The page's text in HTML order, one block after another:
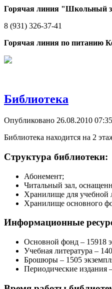
Горячая линия "Школьный
8 (931) 326-37-41
Горячая линия по питанию
Библиотека
Опубликовано 26.08.2010 07:35
Библиотека находится на 2
Структура библиотеки:
Абонемент;
Читальный зал,
Хранилище для учебной
Хранилище основного
Информационные
Основной фонд – 15918
Учебная литература –
Брошюры – 1505
Периодические издания